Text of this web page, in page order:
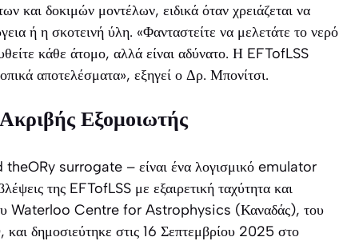
και δοκιμών μοντέλων, ειδικά όταν χρειάζεται να
ή η σκοτεινή ύλη. «Φανταστείτε να μελετάτε το νερό
κάθε άτομο, αλλά είναι αδύνατο. Η EFTofLSS
αποτελέσματα», εξηγεί ο Δρ. Μπονίτσι.
Εξομοιωτής
surrogate – είναι ένα λογισμικό emulator
της EFTofLSS με εξαιρετική ταχύτητα και
Waterloo Centre for Astrophysics (Καναδάς), του
δημοσιεύτηκε στις 16 Σεπτεμβρίου 2025 στο